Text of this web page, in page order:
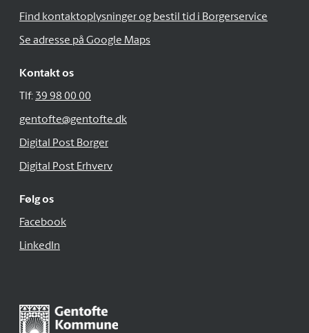
Find kontaktoplysninger og bestil tid i Borgerservice
Se adresse på Google Maps
Kontakt os
Tlf: 39 98 00 00
gentofte@gentofte.dk
Digital Post Borger
Digital Post Erhverv
Følg os
Facebook
LinkedIn